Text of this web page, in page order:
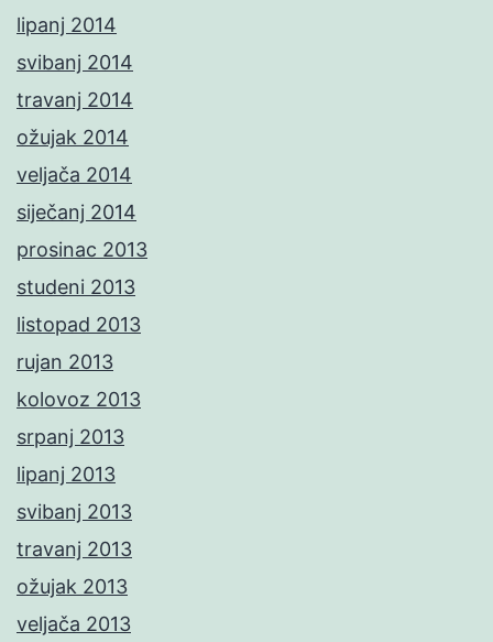
lipanj 2014
svibanj 2014
travanj 2014
ožujak 2014
veljača 2014
siječanj 2014
prosinac 2013
studeni 2013
listopad 2013
rujan 2013
kolovoz 2013
srpanj 2013
lipanj 2013
svibanj 2013
travanj 2013
ožujak 2013
veljača 2013